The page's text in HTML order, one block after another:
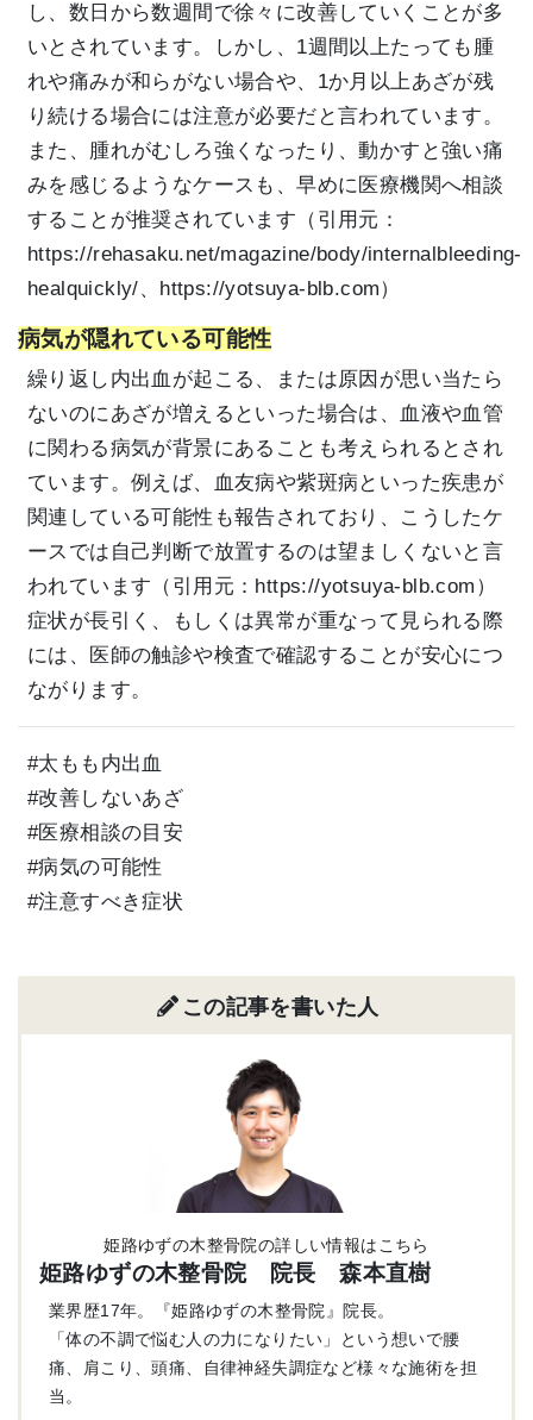
し、数日から数週間で徐々に改善していくことが多
いとされています。しかし、1週間以上たっても腫
れや痛みが和らがない場合や、1か月以上あざが残
り続ける場合には注意が必要だと言われています。
また、腫れがむしろ強くなったり、動かすと強い痛
みを感じるようなケースも、早めに医療機関へ相談
することが推奨されています（引用元：
https://rehasaku.net/magazine/body/internalbleeding-
healquickly/、https://yotsuya-blb.com）
病気が隠れている可能性
繰り返し内出血が起こる、または原因が思い当たら
ないのにあざが増えるといった場合は、血液や血管
に関わる病気が背景にあることも考えられるとされ
ています。例えば、血友病や紫斑病といった疾患が
関連している可能性も報告されており、こうしたケ
ースでは自己判断で放置するのは望ましくないと言
われています（引用元： https://yotsuya-blb.com）
症状が長引く、もしくは異常が重なって見られる際
には、医師の触診や検査で確認することが安心につ
ながります。
#太もも内出血
#改善しないあざ
#医療相談の目安
#病気の可能性
#注意すべき症状
この記事を書いた人
姫路ゆずの木整骨院の詳しい情報はこちら
姫路ゆずの木整骨院 院長 森本直樹
業界歴17年。『姫路ゆずの木整骨院』院長。
「体の不調で悩む人の力になりたい」という想いで腰
痛、肩こり、頭痛、自律神経失調症など様々な施術を担
当。